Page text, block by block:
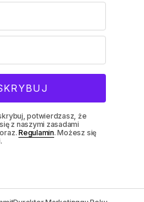
potwierdzasz, że
z naszymi zasadami
Regulamin. Możesz się